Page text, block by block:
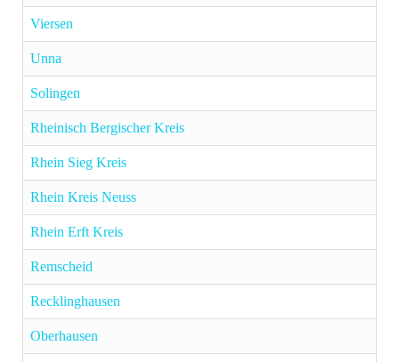
Viersen
Unna
Solingen
Rheinisch Bergischer Kreis
Rhein Sieg Kreis
Rhein Kreis Neuss
Rhein Erft Kreis
Remscheid
Recklinghausen
Oberhausen